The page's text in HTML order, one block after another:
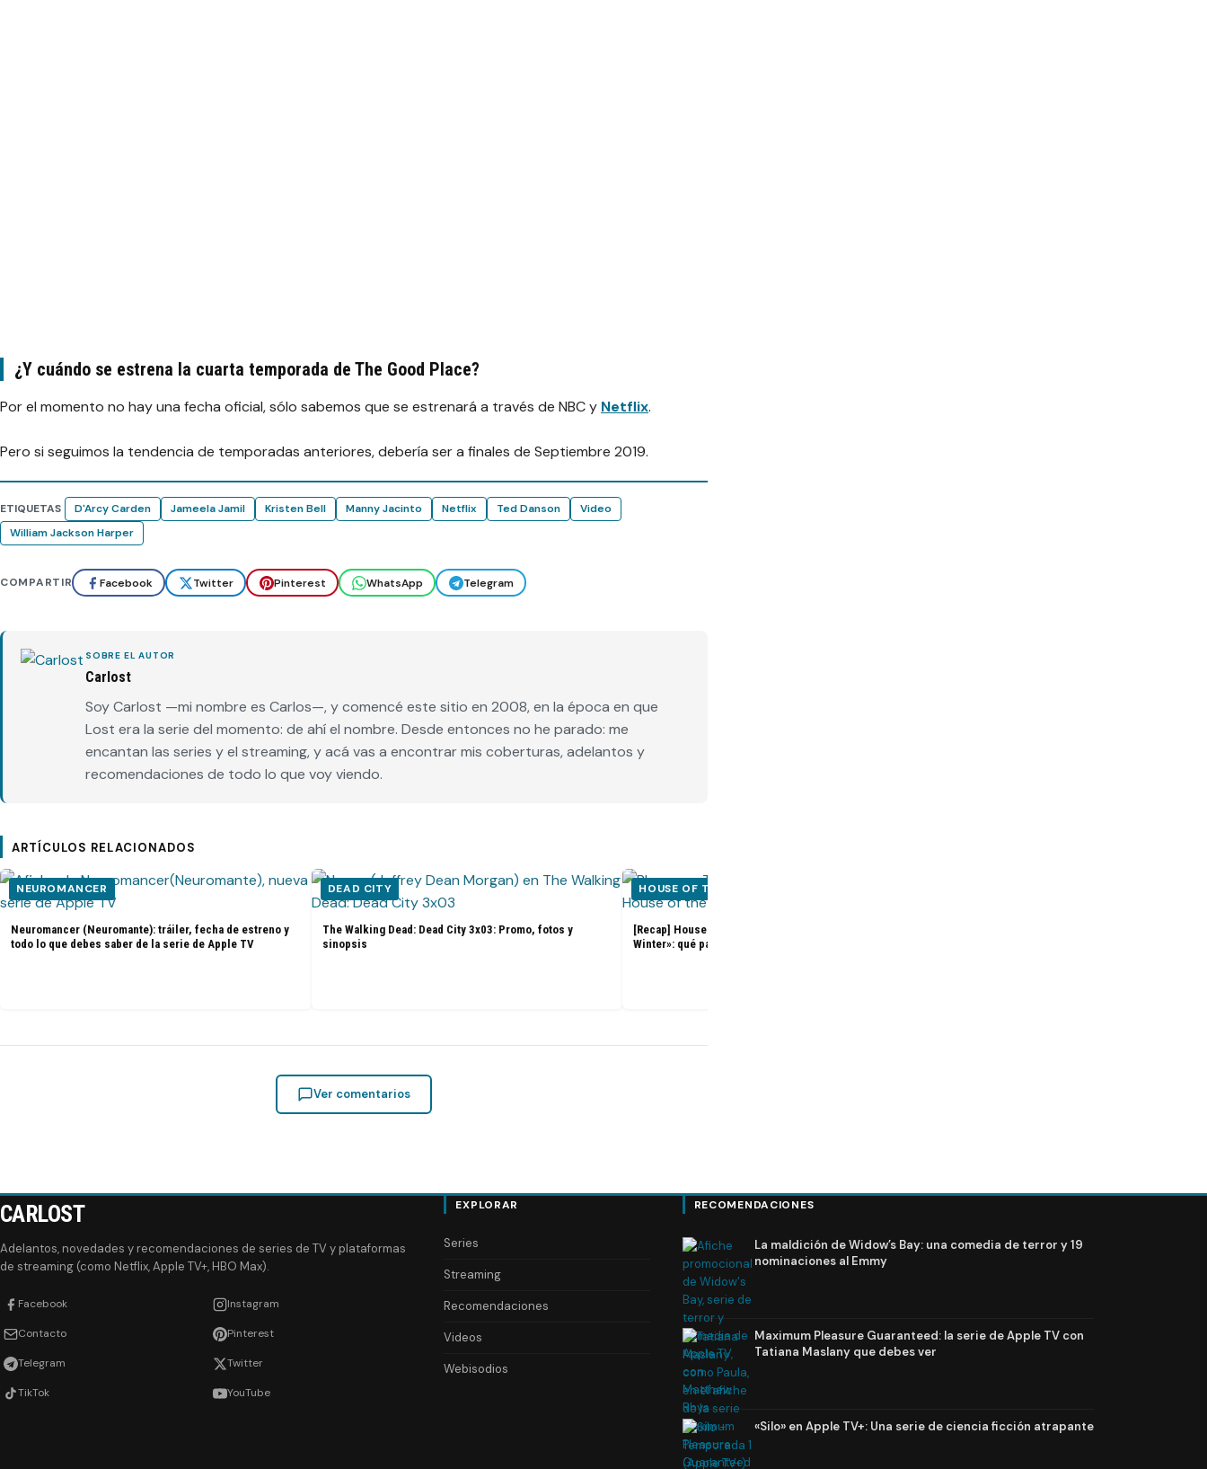
¿Y cuándo se estrena la cuarta temporada de The Good Place?
Por el momento no hay una fecha oficial, sólo sabemos que se estrenará a través de NBC y Netflix.
Pero si seguimos la tendencia de temporadas anteriores, debería ser a finales de Septiembre 2019.
ETIQUETAS D'Arcy Carden Jameela Jamil Kristen Bell Manny Jacinto Netflix Ted Danson
Video
William Jackson Harper
COMPARTIR Facebook Twitter Pinterest WhatsApp Telegram
SOBRE EL AUTOR
Carlost
Soy Carlost —mi nombre es Carlos—, y comencé este sitio en 2008, en la época en que
Lost era la serie del momento: de ahí el nombre. Desde entonces no he parado: me
encantan las series y el streaming, y acá vas a encontrar mis coberturas, adelantos y
recomendaciones de todo lo que voy viendo.
ARTÍCULOS RELACIONADOS
NEUROMANCER
Neuromancer (Neuromante): tráiler, fecha de estreno y
todo lo que debes saber de la serie de Apple TV
DEAD CITY
The Walking Dead: Dead City 3x03: Promo, fotos y
sinopsis
HOUSE OF THE DRAGON
[Recap] House of the Dragon 3x07 «The Dragon in
Winter»: qué pasó, análisis y detrás de escena
Ver comentarios
CARLOST
Adelantos, novedades y recomendaciones de series de TV y plataformas
de streaming (como Netflix, Apple TV+, HBO Max).
Facebook Instagram
Contacto Pinterest
Telegram Twitter
TikTok YouTube
EXPLORAR
Series
Streaming
Recomendaciones
Videos
Webisodios
RECOMENDACIONES
La maldición de Widow’s Bay: una comedia de terror y 19
nominaciones al Emmy
Maximum Pleasure Guaranteed: la serie de Apple TV con
Tatiana Maslany que debes ver
«Silo» en Apple TV+: Una serie de ciencia ficción atrapante